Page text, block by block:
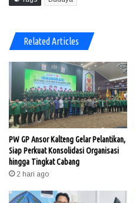
Related Articles
PW GP Ansor Kalteng Gelar Pelantikan,
Siap Perkuat Konsolidasi Organisasi
hingga Tingkat Cabang
2 hari ago